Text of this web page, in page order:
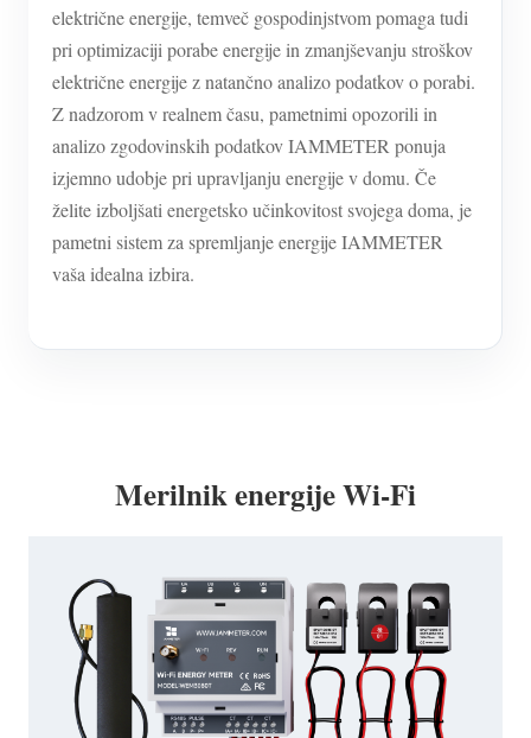
električne energije, temveč gospodinjstvom pomaga tudi
pri optimizaciji porabe energije in zmanjševanju stroškov
električne energije z natančno analizo podatkov o porabi.
Z nadzorom v realnem času, pametnimi opozorili in
analizo zgodovinskih podatkov IAMMETER ponuja
izjemno udobje pri upravljanju energije v domu. Če
želite izboljšati energetsko učinkovitost svojega doma, je
pametni sistem za spremljanje energije IAMMETER
vaša idealna izbira.
Merilnik energije Wi-Fi